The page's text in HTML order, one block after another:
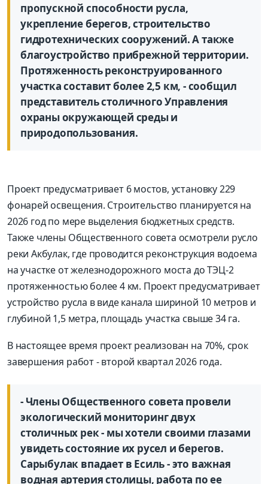
пропускной способности русла,
укрепление берегов, строительство
гидротехнических сооружений. А также
благоустройство прибрежной территории.
Протяженность реконструированного
участка составит более 2,5 км, - сообщил
представитель столичного Управления
охраны окружающей среды и
природопользования.
Проект предусматривает 6 мостов, установку 229
фонарей освещения. Строительство планируется на
2026 год по мере выделения бюджетных средств.
Также члены Общественного совета осмотрели русло
реки Акбулак, где проводится реконструкция водоема
на участке от железнодорожного моста до ТЭЦ-2
протяженностью более 4 км. Проект предусматривает
устройство русла в виде канала шириной 10 метров и
глубиной 1,5 метра, площадь участка свыше 34 га.
В настоящее время проект реализован на 70%, срок
завершения работ - второй квартал 2026 года.
- Члены Общественного совета провели
экологический мониторинг двух
столичных рек - мы хотели своими глазами
увидеть состояние их русел и берегов.
Сарыбулак впадает в Есиль - это важная
водная артерия столицы, работа по ее